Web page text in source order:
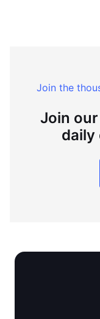
Join the
Join
daily